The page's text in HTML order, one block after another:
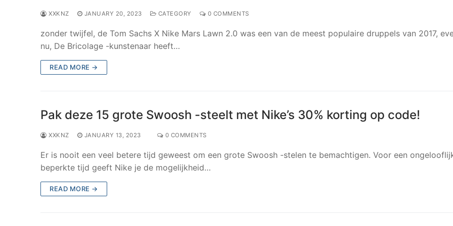
XXKNZ JANUARY 20, 2023 CATEGORY 0 COMMENTS
zonder twijfel, de Tom Sachs X Nike Mars Lawn 2.0 was een van de meest populaire druppels van 2017,
nu, De Bricolage -kunstenaar heeft…
READ MORE →
Pak deze 15 grote Swoosh -steelt met Nike’s 30% korting op code!
XXKNZ JANUARY 13, 2023 0 COMMENTS
Er is nooit een veel betere tijd geweest om een ​​grote Swoosh -stelen te bemachtigen. Voor een
beperkte tijd geeft Nike je de mogelijkheid…
READ MORE →